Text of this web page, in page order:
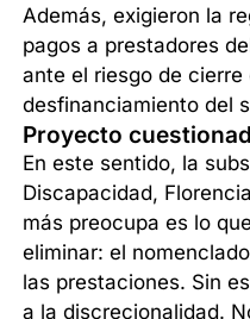
Además, exigieron la
pagos a prestadores
ante el riesgo de
desfinanciamiento del
Proyecto
En este sentido, la
Discapacidad,
más preocupa es lo
eliminar: el
las prestaciones. Sin
a la discrecionalidad.